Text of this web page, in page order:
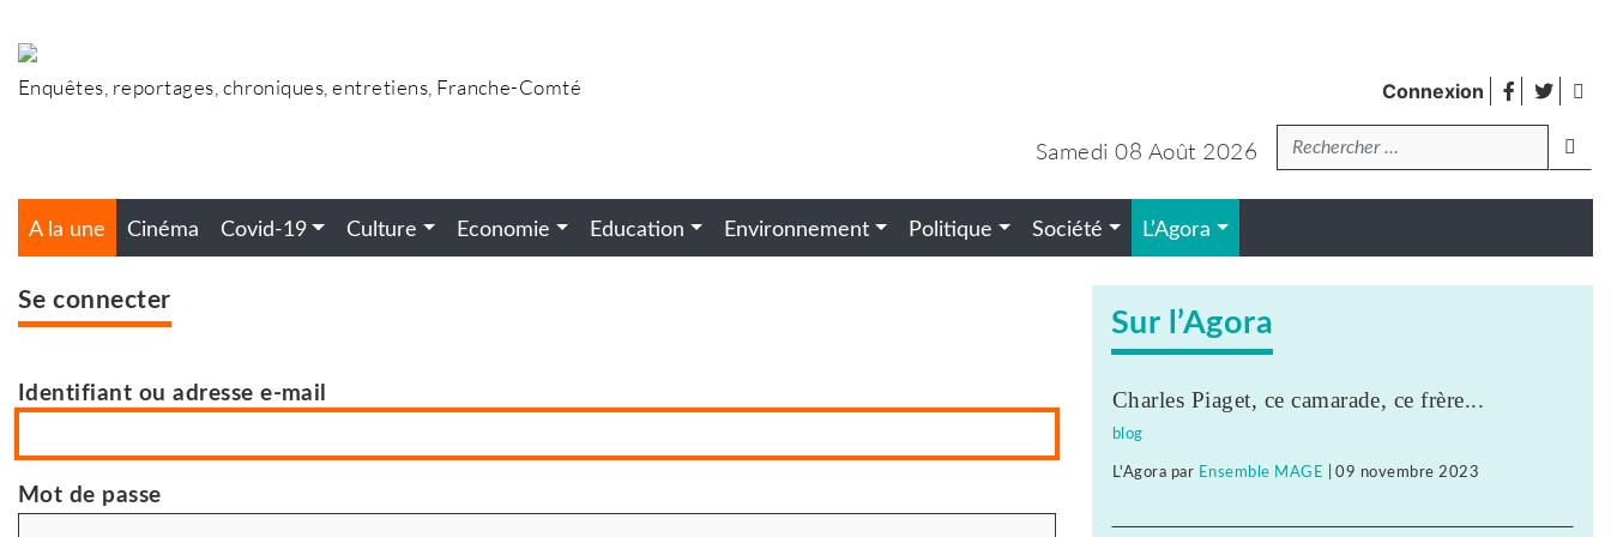
au
Enquêtes, reportages, chroniques, entretiens, Franche-Comté Connexion facebook
twitter
Samedi 08 Août 2026Recherche
A la une Cinéma Covid-19 Culture Economie Education Environnement Politique Société L’Agora
Se connecter
Identifiant ou adresse e-mail
Mot de passe
Sur l’Agora
Charles Piaget, ce camarade, ce frère...
blog
L'Agora par Ensemble MAGE |09 novembre 2023